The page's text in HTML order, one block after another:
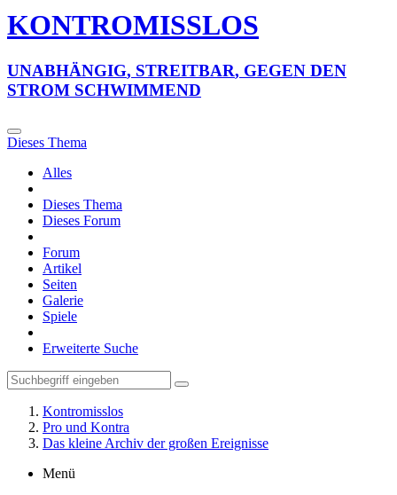
KONTROMISSLOS
UNABHÄNGIG, STREITBAR, GEGEN DEN
STROM SCHWIMMEND
Dieses Thema
Alles
Dieses Thema
Dieses Forum
Forum
Artikel
Seiten
Galerie
Spiele
Erweiterte Suche
Kontromisslos
Pro und Kontra
Das kleine Archiv der großen Ereignisse
Menü